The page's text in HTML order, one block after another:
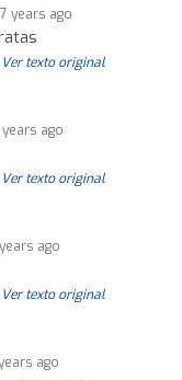
7 years ago
Ver texto original
years ago
Ver texto original
ago
Ver texto original
ago